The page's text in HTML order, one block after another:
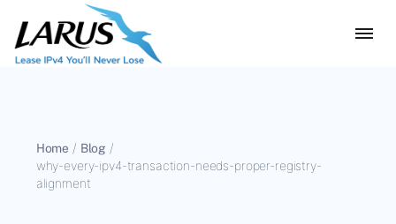
Home / Blog /
why-every-ipv4-transaction-needs-proper-registry-
alignment